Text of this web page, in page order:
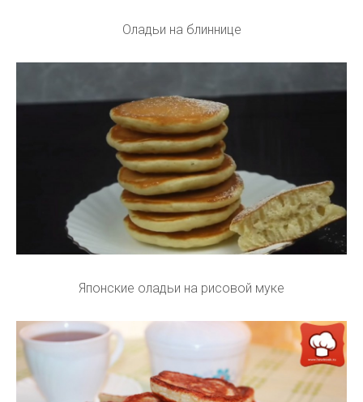
Оладьи на блиннице
Японские оладьи на рисовой муке